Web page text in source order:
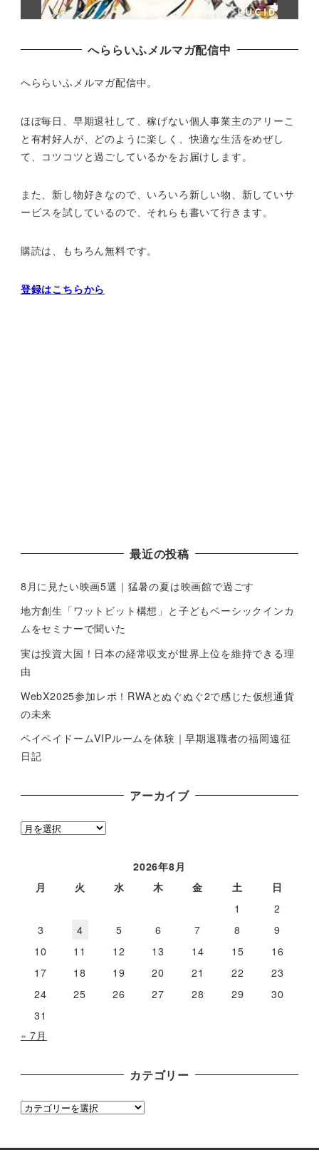
へららいふメルマガ配信中
へららいふメルマガ配信中。
ほぼ毎日、早期退社して、稼げない個人事業主のアリーこ
と有村好人が、どのように楽しく、快適な生活をめぜし
て、 コツコツと過ごしているかをお届けします。
また、新し物好きなので、いろいろ新しい物、 新していサ
ービスを試しているので、それらも書いて行きます。
購読は、もちろん無料です。
登録はこちらから
最近の投稿
8月に見たい映画5選｜猛暑の夏は映画館で過ごす
地方創生「ワットビット構想」と子どもベーシックインカ
ムをセミナーで聞いた
実は投資大国！日本の経常収支が世界上位を維持できる理
由
WebX2025参加レポ！RWAとぬぐぬぐ2で感じた仮想通貨
の未来
ペイペイドームVIPルームを体験｜早期退職者の福岡遠征
日記
アーカイブ
ア
2026年8月
月
火 水 木 金 土
日
1
2
3
4 5 6 7 8
9
10
11 12 13 14 15
16
17
18 19 20 21 22
23
24
25 26 27 28 29
30
31
« 7月
カテゴリー
カ